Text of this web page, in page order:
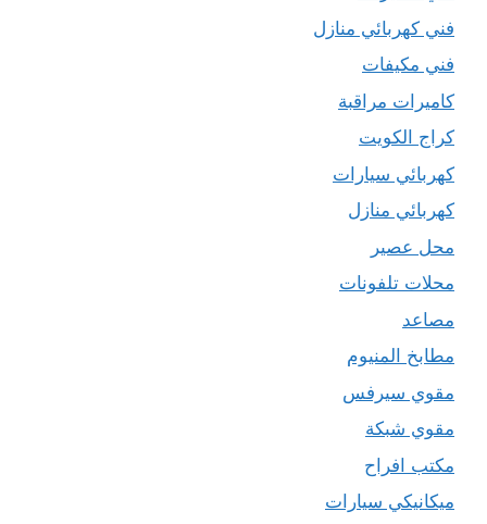
فني كهربائي منازل
فني مكيفات
كاميرات مراقبة
كراج الكويت
كهربائي سيارات
كهربائي منازل
محل عصير
محلات تلفونات
مصاعد
مطابخ المنيوم
مقوي سيرفس
مقوي شبكة
مكتب افراح
ميكانيكي سيارات